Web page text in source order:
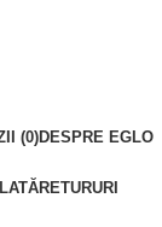
(0)DESPRE EGLO
RETURURI